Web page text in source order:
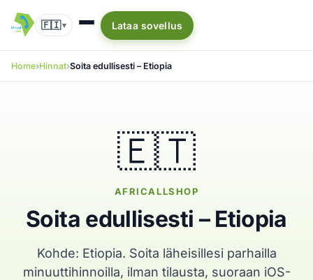
🇫🇮▾ Lataa sovellus
Home Hinnat Soita edullisesti – Etiopia
🇪🇹
AFRICALLSHOP
Soita edullisesti – Etiopia
Kohde: Etiopia. Soita läheisillesi parhailla
minuuttihinnoilla, ilman tilausta, suoraan iOS-